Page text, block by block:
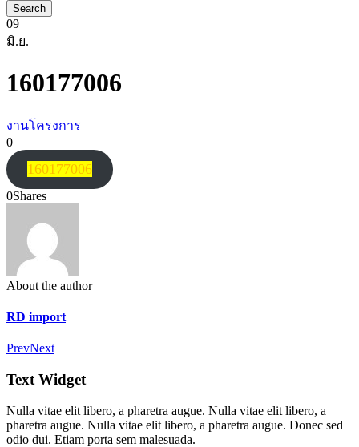
09
มิ.ย.
160177006
งานโครงการ
0
160177006
0Shares
About the author
RD import
PrevNext
Text Widget
Nulla vitae elit libero, a pharetra augue. Nulla vitae elit libero, a
pharetra augue. Nulla vitae elit libero, a pharetra augue. Donec sed
odio dui. Etiam porta sem malesuada.